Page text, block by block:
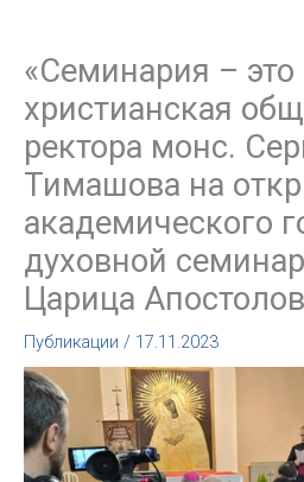
«Семинария – это
христианская
ректора монс.
Тимашова на
академического
духовной
Царица
Публикации / 17.11.2023